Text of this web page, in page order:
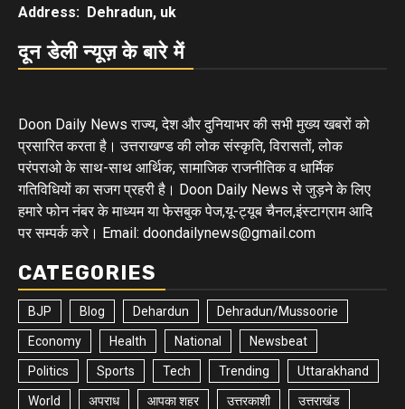
Address: Dehradun, uk
दून डेली न्यूज़ के बारे में
Doon Daily News राज्य, देश और दुनियाभर की सभी मुख्य खबरों को
प्रसारित करता है। उत्तराखण्ड की लोक संस्कृति, विरासतों, लोक
परंपराओ के साथ-साथ आर्थिक, सामाजिक राजनीतिक व धार्मिक
गतिविधियों का सजग प्रहरी है। Doon Daily News से जुड़ने के लिए
हमारे फोन नंबर के माध्यम या फेसबुक पेज,यू-ट्यूब चैनल,इंस्टाग्राम आदि
पर सम्पर्क करे। Email: doondailynews@gmail.com
CATEGORIES
BJP Blog Dehardun Dehradun/Mussoorie
Economy Health National Newsbeat
Politics Sports Tech Trending Uttarakhand
World अपराध आपका शहर उत्तरकाशी उत्तराखंड